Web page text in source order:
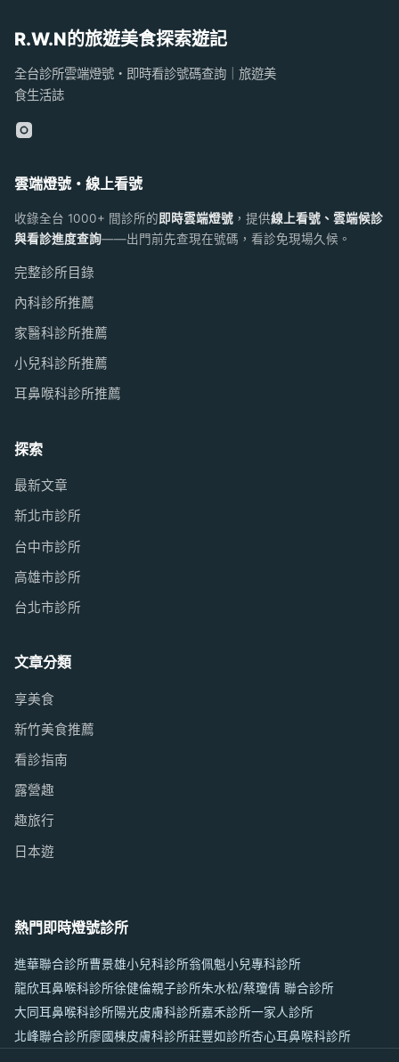
R.W.N的旅遊美食探索遊記
全台診所雲端燈號・即時看診號碼查詢｜旅遊美
食生活誌
雲端燈號・線上看號
收錄全台 1000+ 間診所的 即時雲端燈號 ，提供線上看號、雲端候診
與看診進度查詢——出門前先查現在號碼，看診免現場久候。
完整診所目錄
內科診所推薦
家醫科診所推薦
小兒科診所推薦
耳鼻喉科診所推薦
探索
最新文章
新北市診所
台中市診所
高雄市診所
台北市診所
文章分類
享美食
新竹美食推薦
看診指南
露營趣
趣旅行
日本遊
熱門即時燈號診所
進華聯合診所曹景雄小兒科診所翁佩魁小兒專科診所
龍欣耳鼻喉科診所徐健倫親子診所朱水松/蔡瓊倩 聯合診所
大同耳鼻喉科診所陽光皮膚科診所嘉禾診所一家人診所
北峰聯合診所廖國棟皮膚科診所莊豐如診所杏心耳鼻喉科診所